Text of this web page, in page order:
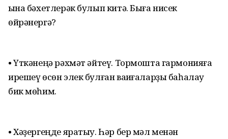
ҡына бәхетлерәк булып китә. Быға нисек
өйрәнергә?
• Үткәнеңә рәхмәт әйтеү. Тормошта гармонияға
ирешеү өсөн элек булған ваҡиғаларҙы баһалау
бик мөһим.
• Хәҙергеңде яратыу. Һәр бер мәл менән